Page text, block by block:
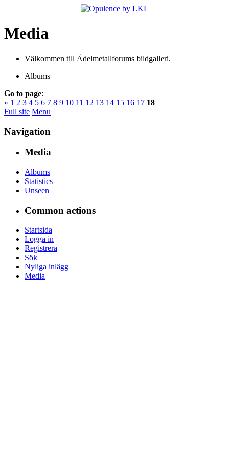
Media
Välkommen till Ädelmetallforums bildgalleri.
Albums
Go to page:
« 1 2 3 4 5 6 7 8 9 10 11 12 13 14 15 16 17 18
Full site Menu
Navigation
Media
Albums
Statistics
Unseen
Common actions
Startsida
Logga in
Registrera
Sök
Nyliga inlägg
Media